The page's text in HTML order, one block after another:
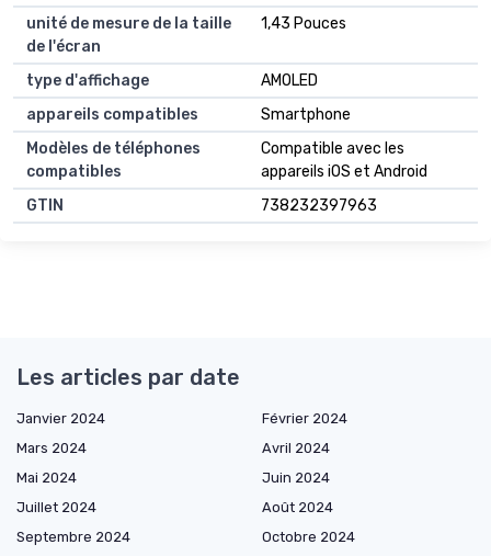
unité de mesure de la taille
de l'écran
1,43 Pouces
type d'affichage
AMOLED
appareils compatibles
Smartphone
Modèles de téléphones
compatibles
Compatible avec les
appareils iOS et Android
GTIN
738232397963
Les articles par date
Janvier 2024
Février 2024
Mars 2024
Avril 2024
Mai 2024
Juin 2024
Juillet 2024
Août 2024
Septembre 2024
Octobre 2024